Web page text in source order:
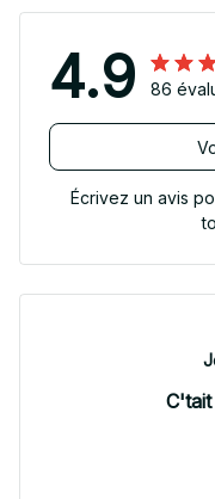
4.9 86
Écrivez un avis